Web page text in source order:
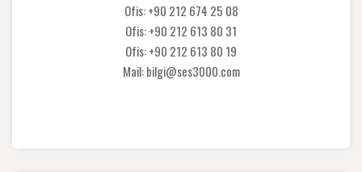
Ofis: +90 212 674 25 08
Ofis: +90 212 613 80 31
Ofis: +90 212 613 80 19
Mail: bilgi@ses3000.com